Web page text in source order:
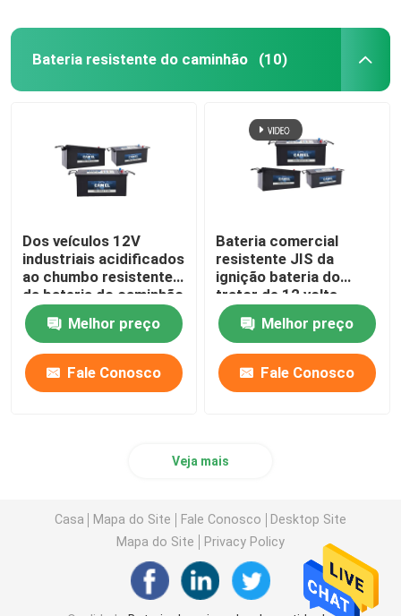
Bateria resistente do caminhão (10)
Dos veículos 12V
industriais acidificados
ao chumbo resistentes
da bateria do caminhão
de JIS bateria portátil
do acionador de
partida
Melhor preço
Fale Conosco
Bateria comercial
resistente JIS da
ignição bateria do
trator de 12 volts
Melhor preço
Fale Conosco
Veja mais
Casa Mapa do Site Fale Conosco
Desktop Site
Mapa do Site
Privacy Policy